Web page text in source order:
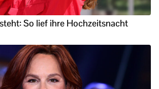
So lief ihre Hochzeitsnacht